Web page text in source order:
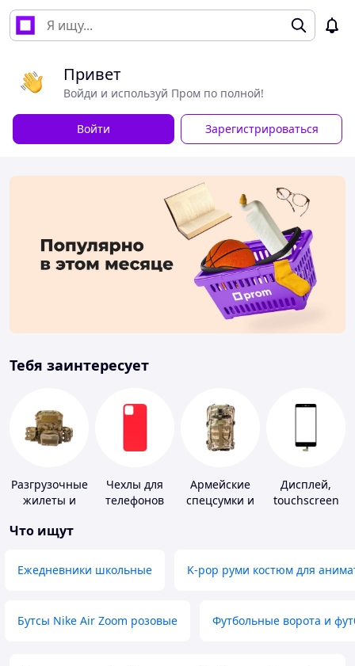
Привет
Войди и используй Пром по полной!
Войти Зарегистрироваться
Тебя заинтересует
Разгрузочные
жилеты и
без плит
Чехлы для
телефонов
Армейские
спецсумки и
Дисплей,
touchscreen
Что ищут
Ежедневники школьные K-pop руми костюм для
Бутсы Nike Air Zoom розовые Футбольные ворота и